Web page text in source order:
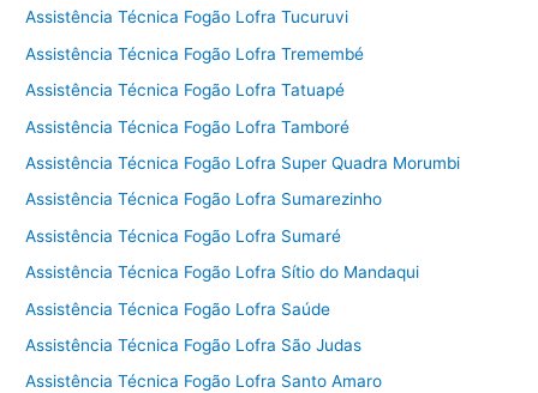
Assistência Técnica Fogão Lofra Tucuruvi
Assistência Técnica Fogão Lofra Tremembé
Assistência Técnica Fogão Lofra Tatuapé
Assistência Técnica Fogão Lofra Tamboré
Assistência Técnica Fogão Lofra Super Quadra Morumbi
Assistência Técnica Fogão Lofra Sumarezinho
Assistência Técnica Fogão Lofra Sumaré
Assistência Técnica Fogão Lofra Sítio do Mandaqui
Assistência Técnica Fogão Lofra Saúde
Assistência Técnica Fogão Lofra São Judas
Assistência Técnica Fogão Lofra Santo Amaro